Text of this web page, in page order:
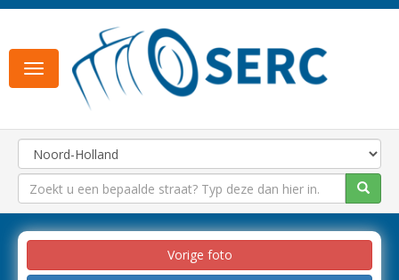
Toggle
navigation
Vorige foto